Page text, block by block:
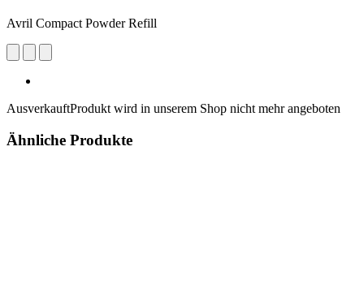
Avril Compact Powder Refill
AusverkauftProdukt wird in unserem Shop nicht mehr angeboten
Ähnliche Produkte